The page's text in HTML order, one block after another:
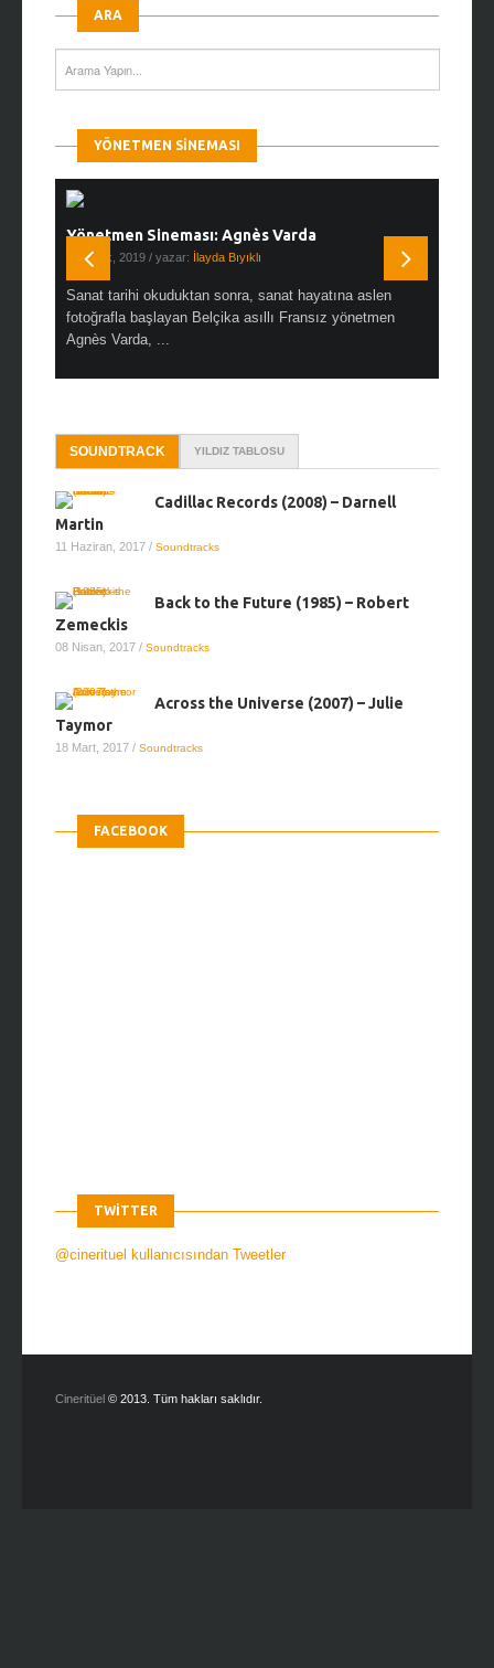
ARA
YÖNETMEN SINEMASI
Yönetmen Sineması: Agnès Varda
19 Ocak, 2019 / yazar: İlayda Bıyıklı
Sanat tarihi okuduktan sonra, sanat hayatına aslen
fotoğrafla başlayan Belçika asıllı Fransız yönetmen
Agnès Varda, ...
SOUNDTRACK YILDIZ TABLOSU
Cadillac Records (2008) – Darnell
Martin
11 Haziran, 2017 / Soundtracks
Back to the Future (1985) – Robert
Zemeckis
08 Nisan, 2017 / Soundtracks
Across the Universe (2007) – Julie
Taymor
18 Mart, 2017 / Soundtracks
FACEBOOK
TWITTER
@cinerituel kullanıcısından Tweetler
Cineritüel © 2013. Tüm hakları saklıdır.